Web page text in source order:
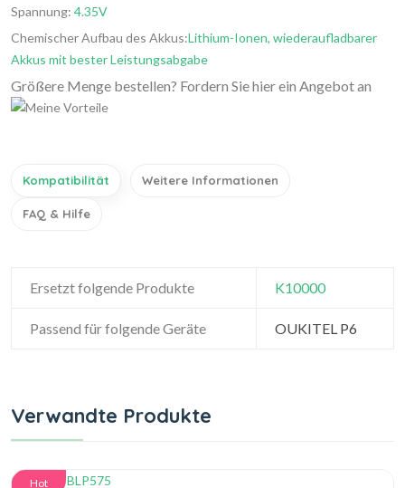
Spannung: 4.35V
Chemischer Aufbau des Akkus:Lithium-Ionen, wiederaufladbarer
Akkus mit bester Leistungsabgabe
Größere Menge bestellen? Fordern Sie hier ein Angebot an
Kompatibilität Weitere Informationen
FAQ & Hilfe
Ersetzt folgende Produkte K10000
Passend für folgende Geräte OUKITEL P6
Verwandte Produkte
Hot